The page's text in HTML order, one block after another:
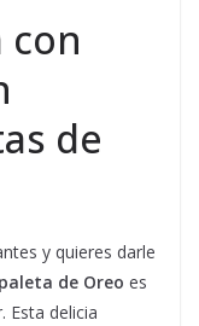
con
de
y quieres darle
paleta de Oreo es
Esta delicia